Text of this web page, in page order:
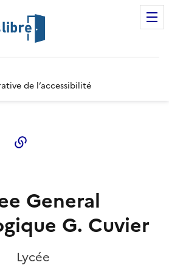
de l’accessibilité
Twitter)
Linkedin
General
G. Cuvier
Lycée